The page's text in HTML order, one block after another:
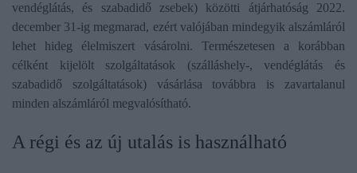
vendéglátás, és szabadidő zsebek) közötti átjárhatóság 2022.
december 31-ig megmarad, ezért valójában mindegyik alszámláról
lehet hideg élelmiszert vásárolni. Természetesen a korábban
célként kijelölt szolgáltatások (szálláshely-, vendéglátás és
szabadidő szolgáltatások) vásárlása továbbra is zavartalanul
minden alszámláról megvalósítható.
A régi és az új utalás is használható